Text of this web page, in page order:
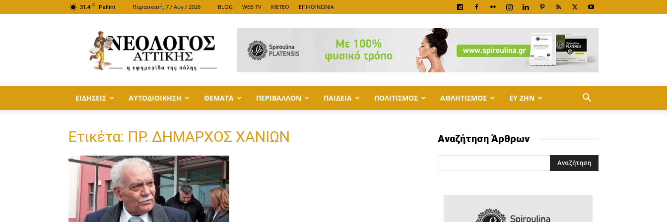
31.4 C Pallini Παρασκευή, 7 / Αυγ / 2026 BLOG WEB TV METEO ΕΠΙΚΟΙΝΩΝΙΑ
ΑΤΤΙΚΗΣ
ΕΙΔΗΣΕΙΣ ΑΥΤΟΔΙΟΙΚΗΣΗ ΘΕΜΑΤΑ ΠΕΡΙΒΑΛΛΟΝ ΠΑΙΔΕΙΑ ΠΟΛΙΤΙΣΜΟΣ ΑΘΛΗΤΙΣΜΟΣ ΕΥ ΖΗΝ
Ετικέτα: ΠΡ. ΔΗΜΑΡΧΟΣ ΧΑΝΙΩΝ Αναζήτηση Άρθρων